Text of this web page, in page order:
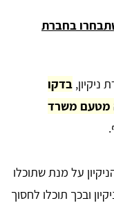
בחברת
בדקו
מטעם משרד
על מנת שתוכלו
ובכך תוכלו לחסוך